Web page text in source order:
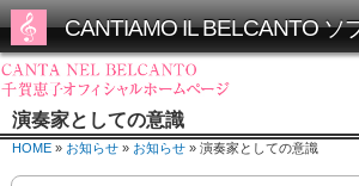
演奏家としての意識
HOME » お知らせ » お知らせ » 演奏家としての意識